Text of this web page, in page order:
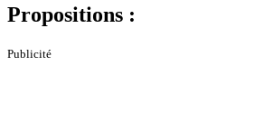
Propositions :
Publicité